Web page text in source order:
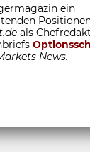
ein
als
News.